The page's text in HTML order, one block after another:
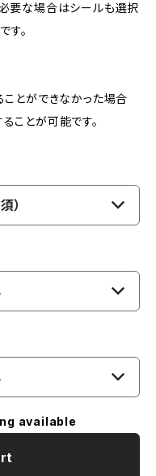
要な場合はシールも選択
す。
ことができなかった場合
ことが可能です。
）
available